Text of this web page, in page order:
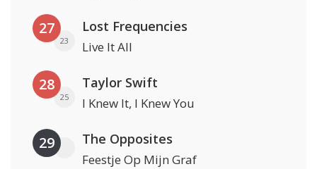
27
23
Lost Frequencies
Live It All
28
25
Taylor Swift
I Knew It, I Knew You
29 The Opposites
Feestje Op Mijn Graf